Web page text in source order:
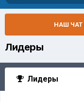
НАШ ЧАТ
Лидеры
Лидеры